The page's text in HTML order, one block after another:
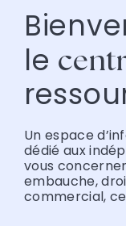
le
Un espace
dédié aux
vous
embauche,
commercial,